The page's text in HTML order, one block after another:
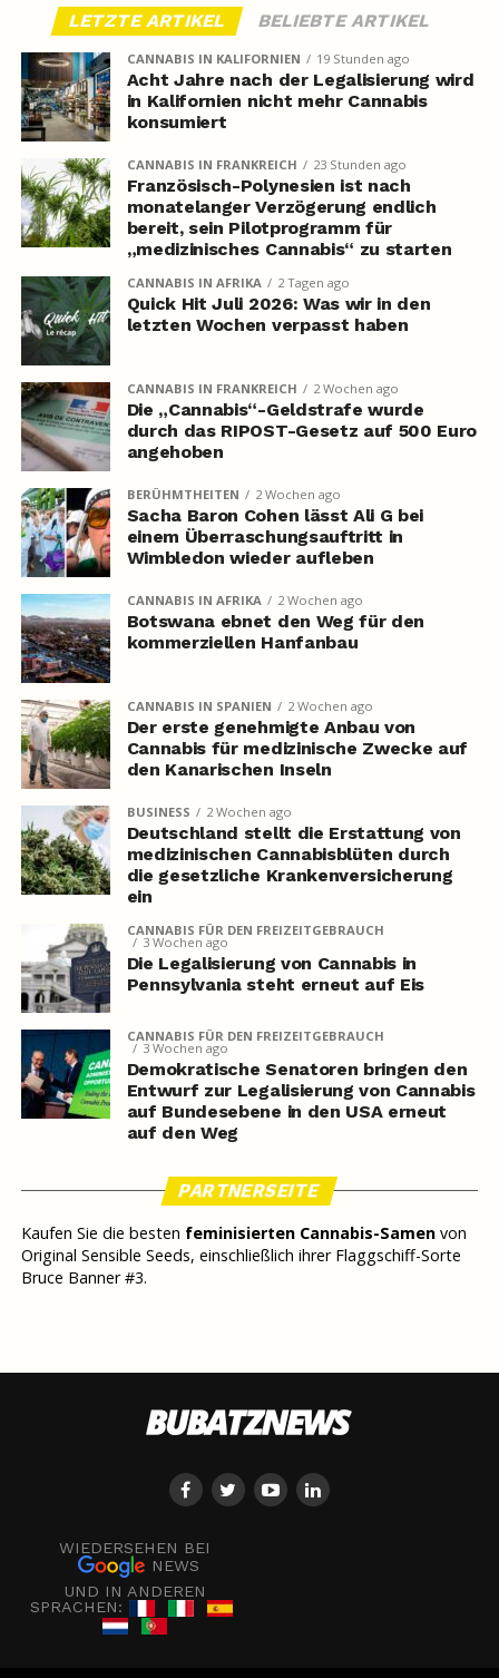
LETZTE ARTIKEL BELIEBTE ARTIKEL
CANNABIS IN KALIFORNIEN 19 Stunden ago
Acht Jahre nach der Legalisierung wird
in Kalifornien nicht mehr Cannabis
konsumiert
CANNABIS IN FRANKREICH 23 Stunden ago
Französisch-Polynesien ist nach
monatelanger Verzögerung endlich
bereit, sein Pilotprogramm für
„medizinisches Cannabis“ zu starten
CANNABIS IN AFRIKA 2 Tagen ago
Quick Hit Juli 2026: Was wir in den
letzten Wochen verpasst haben
CANNABIS IN FRANKREICH 2 Wochen ago
Die „Cannabis“-Geldstrafe wurde
durch das RIPOST-Gesetz auf 500 Euro
angehoben
BERÜHMTHEITEN 2 Wochen ago
Sacha Baron Cohen lässt Ali G bei
einem Überraschungsauftritt in
Wimbledon wieder aufleben
CANNABIS IN AFRIKA 2 Wochen ago
Botswana ebnet den Weg für den
kommerziellen Hanfanbau
CANNABIS IN SPANIEN 2 Wochen ago
Der erste genehmigte Anbau von
Cannabis für medizinische Zwecke auf
den Kanarischen Inseln
BUSINESS 2 Wochen ago
Deutschland stellt die Erstattung von
medizinischen Cannabisblüten durch
die gesetzliche Krankenversicherung
ein
CANNABIS FÜR DEN FREIZEITGEBRAUCH
3 Wochen ago
Die Legalisierung von Cannabis in
Pennsylvania steht erneut auf Eis
CANNABIS FÜR DEN FREIZEITGEBRAUCH
3 Wochen ago
Demokratische Senatoren bringen den
Entwurf zur Legalisierung von Cannabis
auf Bundesebene in den USA erneut
auf den Weg
PARTNERSEITE
Kaufen Sie die besten feminisierten Cannabis-Samenvon
Original Sensible Seeds, einschließlich ihrer Flaggschiff-Sorte
Bruce Banner #3.
WIEDERSEHEN BEI
NEWS
UND IN ANDEREN
SPRACHEN: